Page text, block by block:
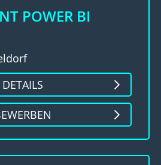
POWER BI
DETAILS